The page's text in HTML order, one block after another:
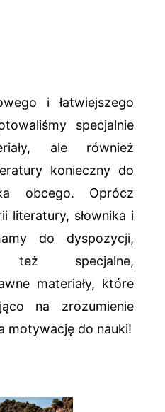
i łatwiejszego
specjalnie
ale również
konieczny do
obcego. Oprócz
literatury, słownika i
do dyspozycji,
też specjalne,
materiały, które
na zrozumienie
motywację do nauki!